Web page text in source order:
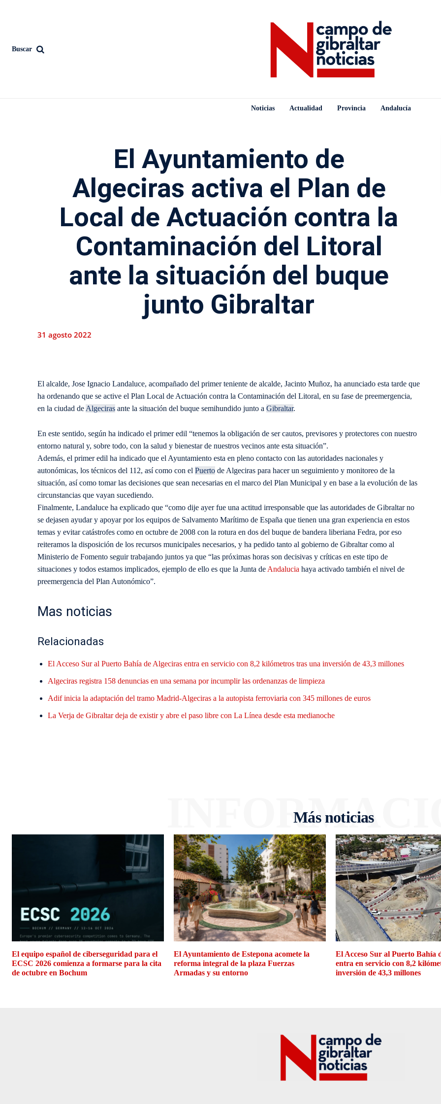
Buscar
Noticias Actualidad Provincia Andalucía
El Ayuntamiento de
Algeciras activa el Plan de
Local de Actuación contra la
Contaminación del Litoral
ante la situación del buque
junto Gibraltar
31 agosto 2022
El alcalde, Jose Ignacio Landaluce, acompañado del primer teniente de alcalde, Jacinto Muñoz, ha anunciado esta tarde que
ha ordenando que se active el Plan Local de Actuación contra la Contaminación del Litoral, en su fase de preemergencia,
en la ciudad de Algeciras ante la situación del buque semihundido junto a Gibraltar.
En este sentido, según ha indicado el primer edil “tenemos la obligación de ser cautos, previsores y protectores con nuestro
entorno natural y, sobre todo, con la salud y bienestar de nuestros vecinos ante esta situación”.
Además, el primer edil ha indicado que el Ayuntamiento esta en pleno contacto con las autoridades nacionales y
autonómicas, los técnicos del 112, así como con el Puerto de Algeciras para hacer un seguimiento y monitoreo de la
situación, así como tomar las decisiones que sean necesarias en el marco del Plan Municipal y en base a la evolución de las
circunstancias que vayan sucediendo.
Finalmente, Landaluce ha explicado que “como dije ayer fue una actitud irresponsable que las autoridades de Gibraltar no
se dejasen ayudar y apoyar por los equipos de Salvamento Marítimo de España que tienen una gran experiencia en estos
temas y evitar catástrofes como en octubre de 2008 con la rotura en dos del buque de bandera liberiana Fedra, por eso
reiteramos la disposición de los recursos municipales necesarios, y ha pedido tanto al gobierno de Gibraltar como al
Ministerio de Fomento seguir trabajando juntos ya que “las próximas horas son decisivas y críticas en este tipo de
situaciones y todos estamos implicados, ejemplo de ello es que la Junta de Andalucia haya activado también el nivel de
preemergencia del Plan Autonómico”.
Mas noticias
Relacionadas
El Acceso Sur al Puerto Bahía de Algeciras entra en servicio con 8,2 kilómetros tras una inversión de 43,3 millones
Algeciras registra 158 denuncias en una semana por incumplir las ordenanzas de limpieza
Adif inicia la adaptación del tramo Madrid-Algeciras a la autopista ferroviaria con 345 millones de euros
La Verja de Gibraltar deja de existir y abre el paso libre con La Línea desde esta medianoche
Más noticias
El equipo español de ciberseguridad para el
ECSC 2026 comienza a formarse para la cita
de octubre en Bochum
El Ayuntamiento de Estepona acomete la
reforma integral de la plaza Fuerzas
Armadas y su entorno
El Acceso Sur al Puerto Bahía
entra en servicio con 8,2
inversión de 43,3 millones